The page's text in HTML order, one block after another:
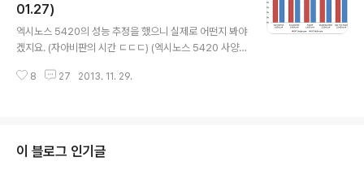
ex-A7 쿼드코어입니다. 각기 다른 CCI 포트에 지정된 것
으로 보아 두 개의 클러스터인듯 합니다. 서로 다른 코어 수
로 구성되었다는건 엑시노스5260이 HMP(GTS)를 지원
할 것이라는 강력한 증거입니다. 빅리틀 중에서 클러스터
마..
01.27)
엑시노스 5420의 성능 추정을 했으니 실제로 어떤지 봐야
겠지요. (자아비판의 시간 ㄷㄷㄷ) (엑시노스 5420 사양.
고 있었는데 이 정도면 나올만큼 나왔다고 판단됩니다. - C
는 다음과 같습니다. Exynos 5410 : http://browser.p
rimatelabs.com/geekbench3/171772 Exynos 5
8 27 2013. 11. 29.
이 블로그 인기글